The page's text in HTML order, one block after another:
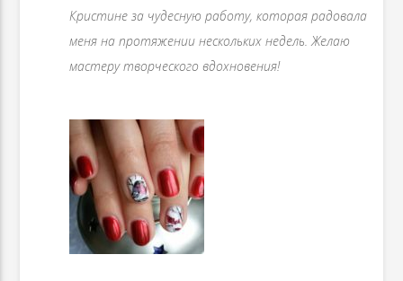
Кристине за чудесную работу, которая радовала
меня на протяжении нескольких недель. Желаю
мастеру творческого вдохновения!